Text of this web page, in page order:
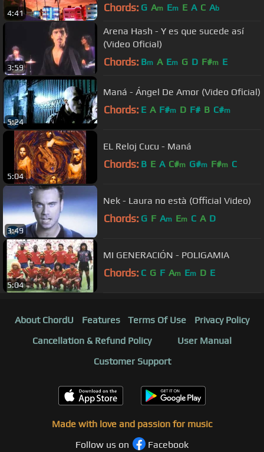
4:41 Chords: G Am Em E A C Ab
3:59
Arena Hash - Y es que sucede así
(Video Oficial)
Chords: Bm A Em G D F#m E
5:24
Maná - Ángel De Amor (Video Oficial)
Chords: E A F#m D F# B C#m
5:04
EL Reloj Cucu - Maná
Chords: B E A C#m G#m F#m C
3:49
Nek - Laura no està (Official Video)
Chords: G F Am Em C A D
5:04
MI GENERACIÓN - POLIGAMIA
Chords: C G F Am Em D E
About ChordU Features Terms Of Use
Privacy Policy
Cancellation & Refund Policy
User Manual
Customer Support
Made with love and passion for music
Follow us on
Facebook